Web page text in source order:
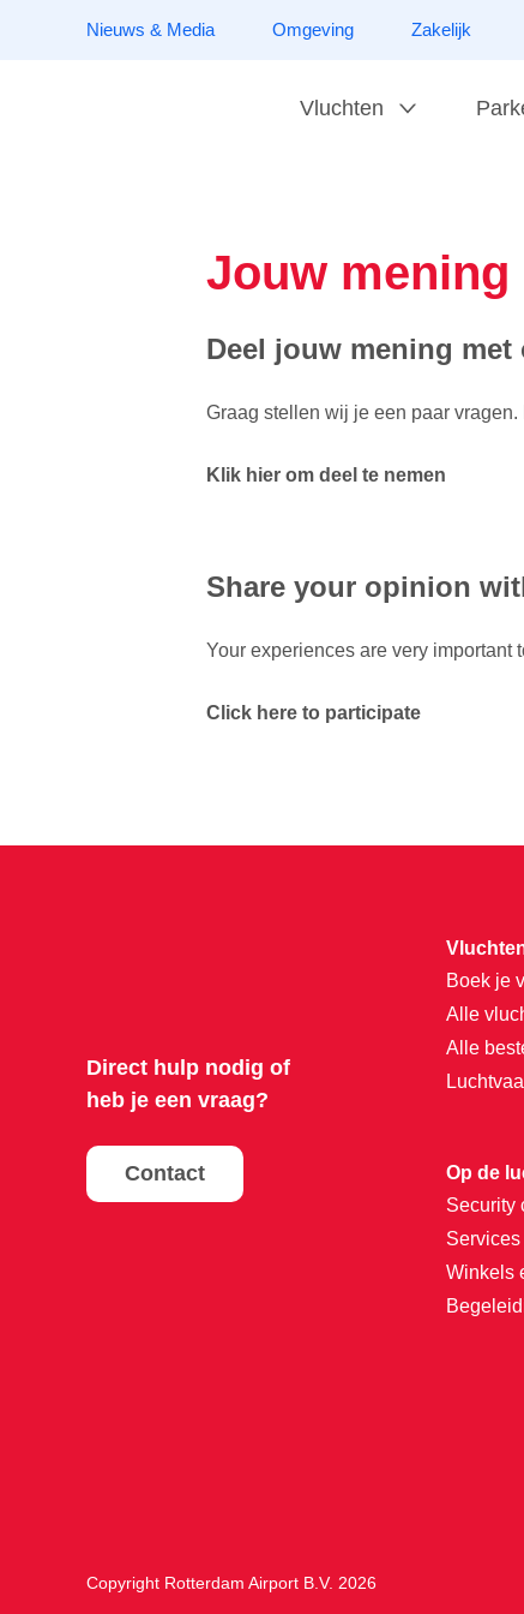
Nieuws & Media Omgeving Zakelijk
Vluchten
Jouw
Deel jouw mening met
Graag stellen wij je een paar
Klik hier om deel te nemen
Share your opinion
Your experiences are very important
Click here to participate
Direct hulp nodig of
heb je een vraag?
Contact
Boek je
Alle
Alle
Op de
Security
Winkels
Copyright Rotterdam Airport B.V. 2026